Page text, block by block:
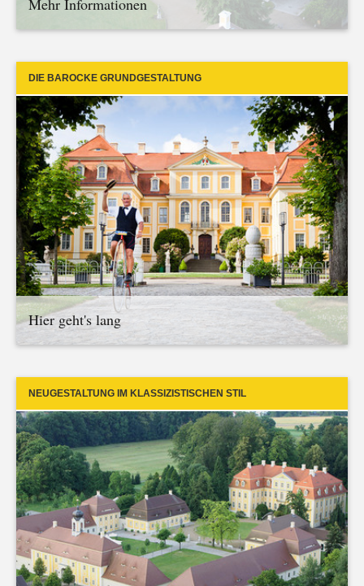
Mehr Informationen
DIE BAROCKE GRUNDGESTALTUNG
Hier geht's lang
NEUGESTALTUNG IM KLASSIZISTISCHEN STIL